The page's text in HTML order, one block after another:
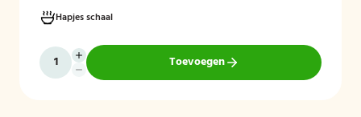
Hapjes schaal
Toevoegen